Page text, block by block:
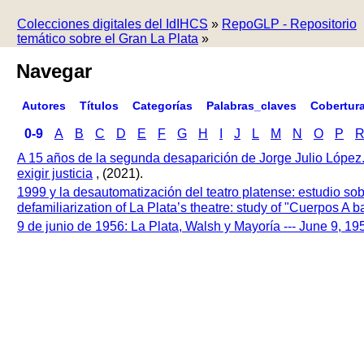
Colecciones digitales del IdIHCS » RepoGLP - Repositorio
temático sobre el Gran La Plata »
Navegar
Autores Títulos Categorías Palabras_claves
0-9 A B C D E F G H J L M N O P
R
A 15 años de la segunda desaparición de Jorge Julio
exigir justicia , (2021).
1999 y la desautomatización del teatro platense: estudio
defamiliarization of La Plata’s theatre: study of "Cuerpos A
9 de junio de 1956: La Plata, Walsh y Mayoría --- June 9,